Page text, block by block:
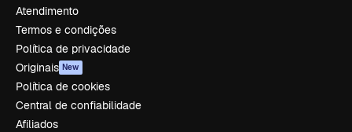
Atendimento
Termos e condições
Política de privacidade
Originais New
Política de cookies
Central de confiabilidade
Afiliados